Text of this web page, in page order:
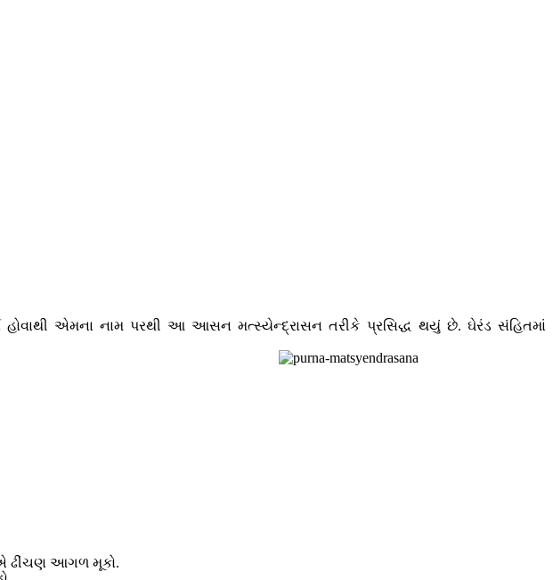
એમના નામ પરથી આ આસન મત્સ્યેન્દ્રાસન તરીકે પ્રસિદ્ધ થયું છે. ઘેરંડ સંહિતમાં
ઢીંચણ આગળ મૂકો.